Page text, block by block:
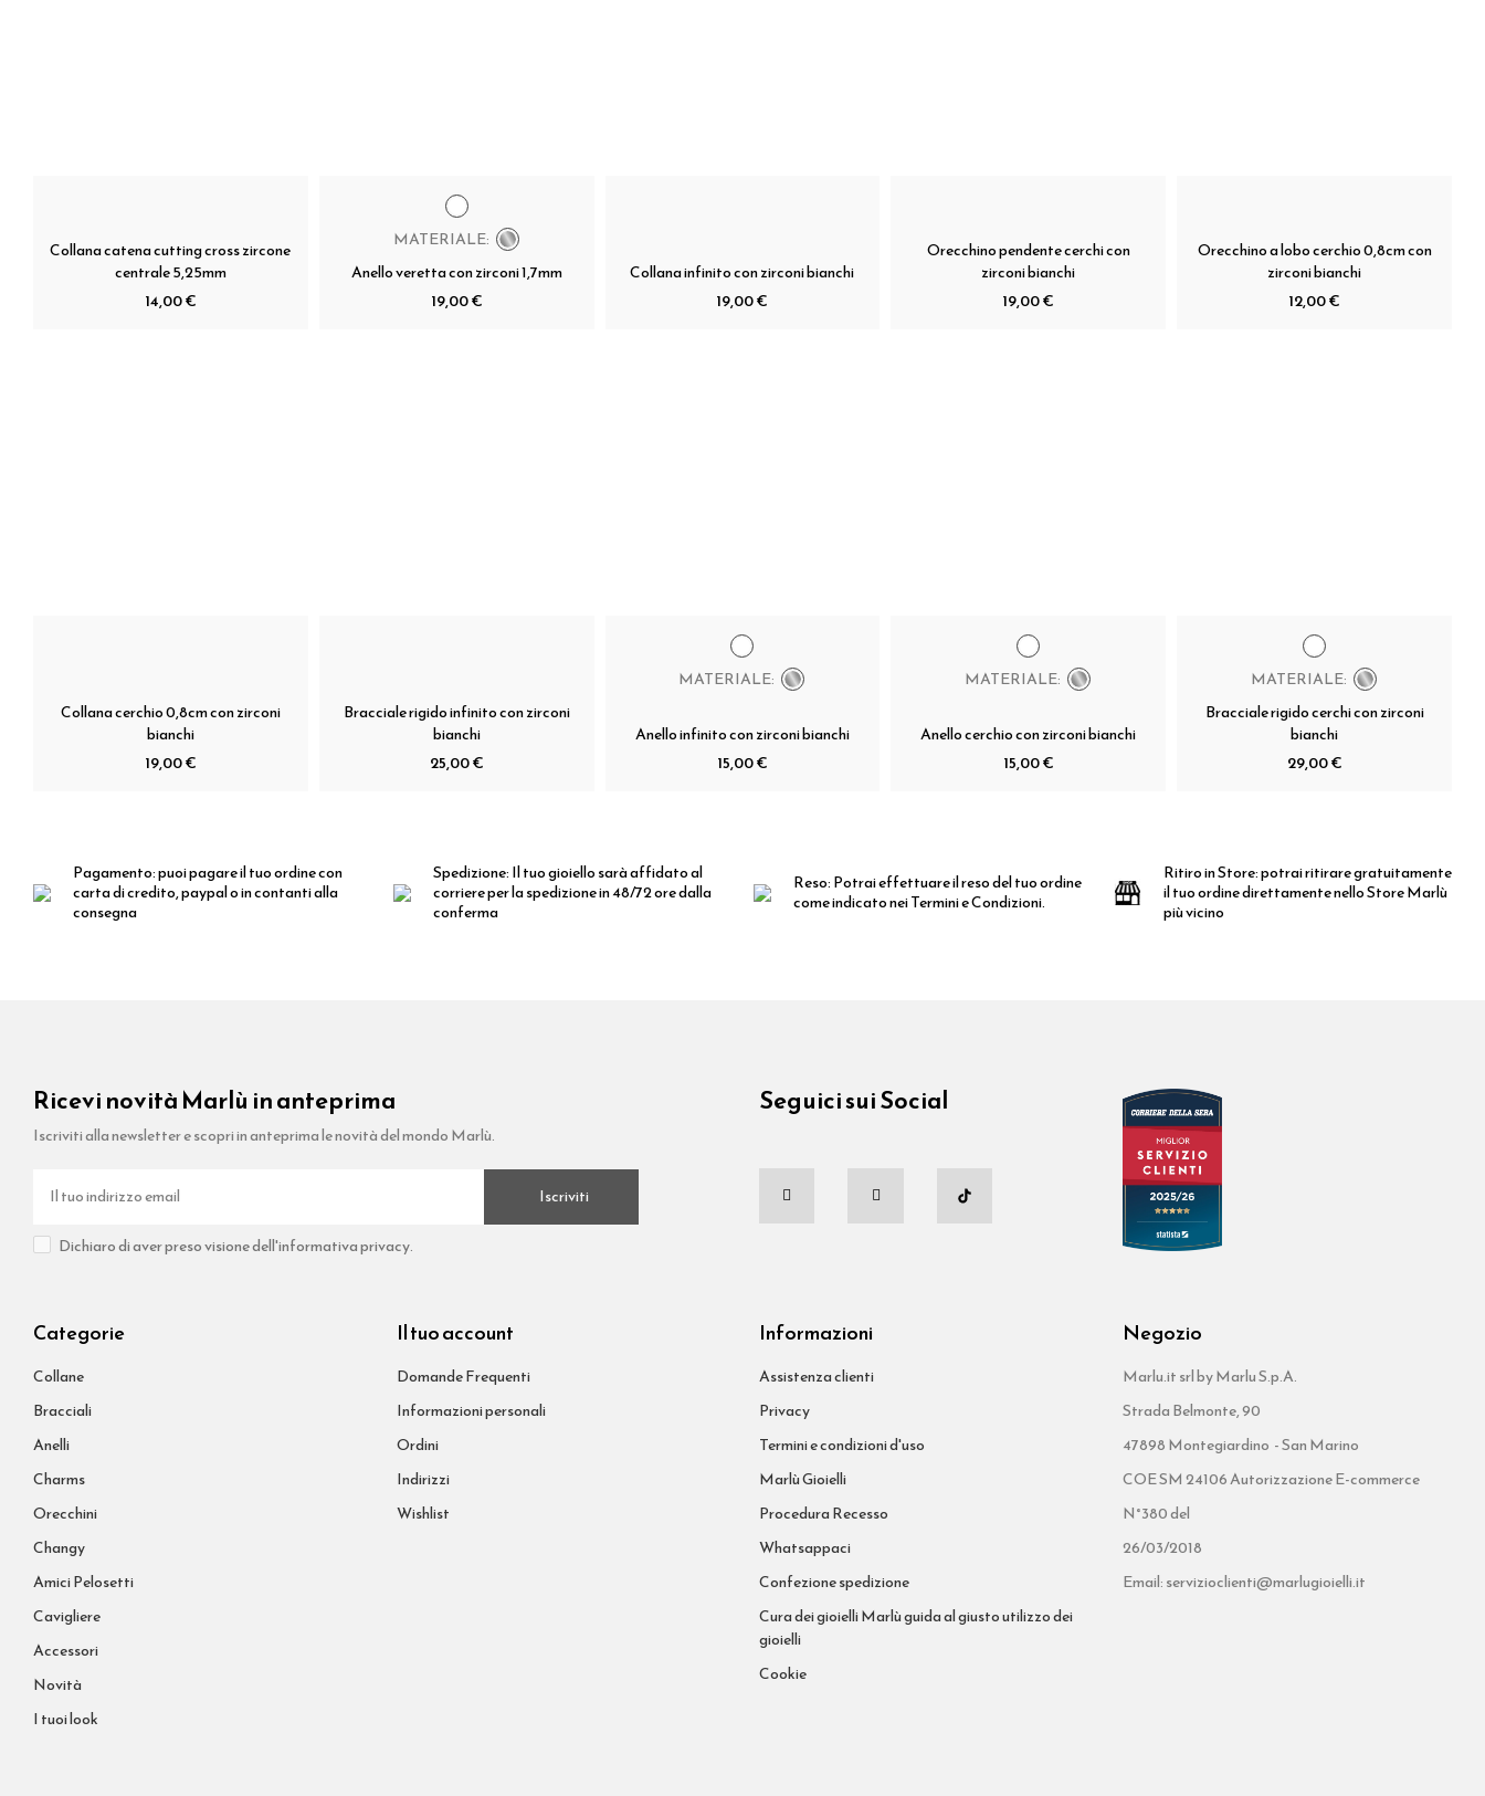
Collana catena cutting cross zircone
centrale 5,25mm
14,00 €
MATERIALE:
Anello veretta con zirconi 1,7mm
19,00 €
Collana infinito con zirconi bianchi
19,00 €
Orecchino pendente cerchi con
zirconi bianchi
19,00 €
Orecchino a lobo cerchio 0,8cm con
zirconi bianchi
12,00 €
Collana cerchio 0,8cm con zirconi
bianchi
19,00 €
Bracciale rigido infinito con zirconi
bianchi
25,00 €
MATERIALE:
Anello infinito con zirconi bianchi
15,00 €
MATERIALE:
Anello cerchio con zirconi bianchi
15,00 €
MATERIALE:
Bracciale rigido cerchi con zirconi
bianchi
29,00 €
Pagamento:puoi pagare il tuo ordine con
carta di credito, paypal o in contanti alla
consegna
Spedizione:Il tuo gioiello sarà affidato al
corriere per la spedizione in 48/72 ore dalla
conferma
Reso:Potrai effettuare il reso del tuo ordine
come indicato nei Termini e Condizioni.
Ritiro in Store:potrai ritirare gratuitamente
il tuo ordine direttamente nello Store Marlù
più vicino
Ricevi novità Marlù in anteprima
Iscriviti alla newsletter e scopri in anteprima le novità del mondo Marlù.
Iscriviti
Dichiaro di aver preso visione dell'informativa privacy.
Seguici sui Social
Categorie
Collane
Bracciali
Anelli
Charms
Orecchini
Changy
Amici Pelosetti
Cavigliere
Accessori
Novità
I tuoi look
Il tuo account
Domande Frequenti
Informazioni personali
Ordini
Indirizzi
Wishlist
Informazioni
Assistenza clienti
Privacy
Termini e condizioni d'uso
Marlù Gioielli
Procedura Recesso
Whatsappaci
Confezione spedizione
Cura dei gioielli Marlù guida al giusto utilizzo dei
gioielli
Cookie
Negozio
Marlu.it srl by Marlu S.p.A.
Strada Belmonte, 90
47898 Montegiardino - San Marino
COE SM 24106 Autorizzazione E-commerce
N°380 del
26/03/2018
Email: servizioclienti@marlugioielli.it